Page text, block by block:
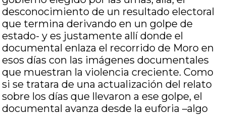
desconocimiento de un resultado electoral
que termina derivando en un golpe de
estado- y es justamente allí donde el
documental enlaza el recorrido de Moro en
esos días con las imágenes documentales
que muestran la violencia creciente. Como
si se tratara de una actualización del relato
sobre los días que llevaron a ese golpe, el
documental avanza desde la euforia –algo